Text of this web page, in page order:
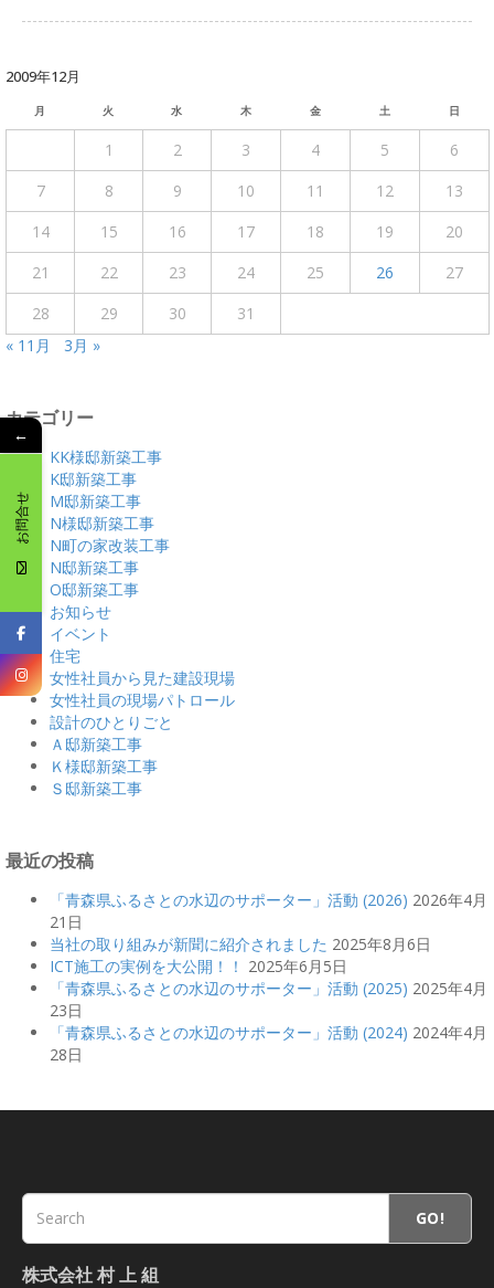
2009年12月
月 火 水 木 金 土 日
1 2 3 4 5
6
7
8 9 10 11 12
13
14
15 16 17 18 19
20
21
22 23 24 25 26
27
28
29 30
31
« 11月
3月 »
カテゴリー
KK様邸新築工事
K邸新築工事
M邸新築工事
N様邸新築工事
N町の家改装工事
N邸新築工事
O邸新築工事
お知らせ
イベント
住宅
女性社員から見た建設現場
女性社員の現場パトロール
設計のひとりごと
Ａ邸新築工事
Ｋ様邸新築工事
Ｓ邸新築工事
最近の投稿
「青森県ふるさとの水辺のサポーター」活動 (2026) 2026年4月
21日
当社の取り組みが新聞に紹介されました 2025年8月6日
ICT施工の実例を大公開！！ 2025年6月5日
「青森県ふるさとの水辺のサポーター」活動 (2025) 2025年4月
23日
「青森県ふるさとの水辺のサポーター」活動 (2024) 2024年4月
28日
GO!
株式会社 村 上 組
←
お問合せ